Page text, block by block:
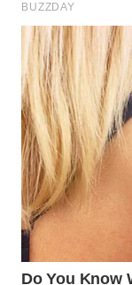
BINTAN
WN
MANDALIKA
WN
LIKUPANG
WN
LABUANBAJO
BORNEO